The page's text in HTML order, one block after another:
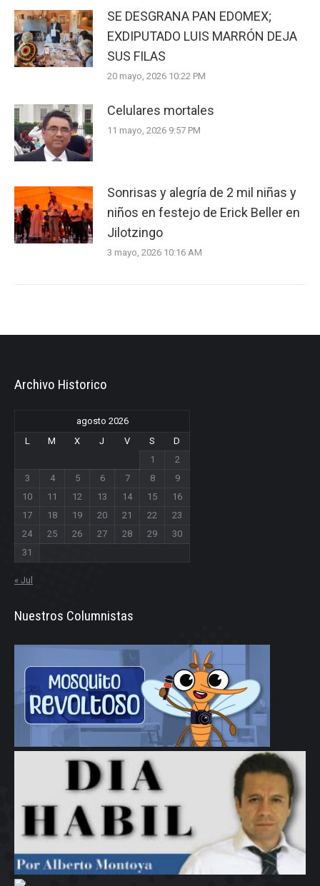
SE DESGRANA PAN EDOMEX;
EXDIPUTADO LUIS MARRÓN DEJA
SUS FILAS
20 mayo, 2026 10:22 PM
Celulares mortales
11 mayo, 2026 9:57 PM
Sonrisas y alegría de 2 mil niñas y
niños en festejo de Erick Beller en
Jilotzingo
3 mayo, 2026 10:16 AM
Archivo Historico
agosto 2026
L
M X J V S
D
1
2
3
4 5 6 7 8
9
10
11 12 13 14 15
16
17
18 19 20 21 22
23
24
25 26 27 28 29
30
31
« Jul
Nuestros Columnistas